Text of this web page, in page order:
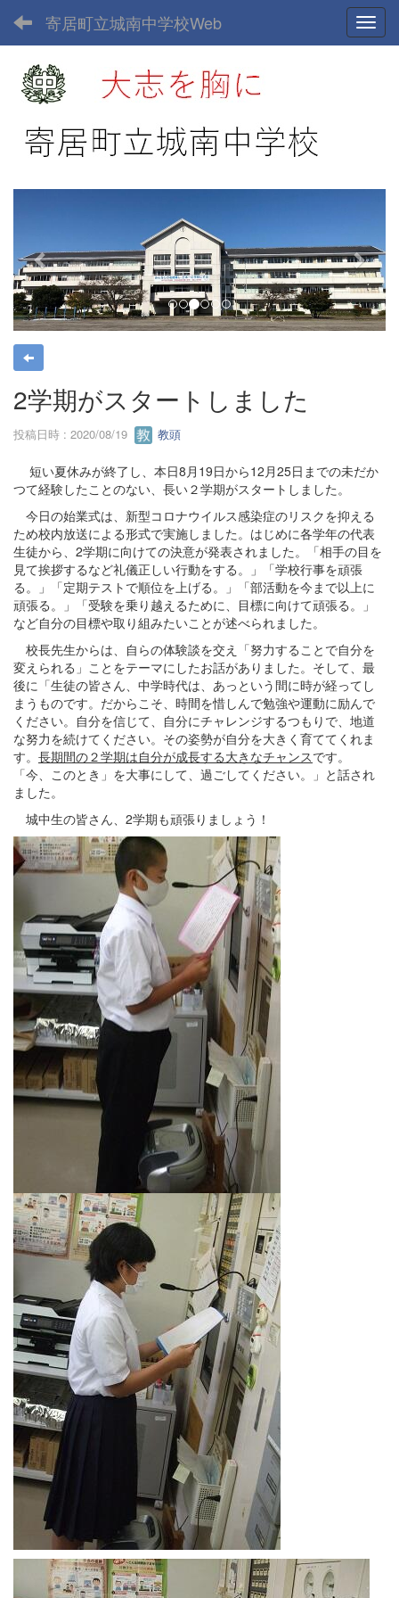
寄居町立城南中学校Web
e
v
i
o
u
s
x
t
2学期がスタートしました
投稿日時 : 2020/08/19 教頭
短い夏休みが終了し、本日8月19日から12月25日までの未だか
つて経験したことのない、長い２学期がスタートしました。
今日の始業式は、新型コロナウイルス感染症のリスクを抑える
ため校内放送による形式で実施しました。はじめに各学年の代表
生徒から、2学期に向けての決意が発表されました。「相手の目を
見て挨拶するなど礼儀正しい行動をする。」「学校行事を頑張
る。」「定期テストで順位を上げる。」「部活動を今まで以上に
頑張る。」「受験を乗り越えるために、目標に向けて頑張る。」
など自分の目標や取り組みたいことが述べられました。
校長先生からは、自らの体験談を交え「努力することで自分を
変えられる」ことをテーマにしたお話がありました。そして、最
後に「生徒の皆さん、中学時代は、あっという間に時が経ってし
まうものです。だからこそ、時間を惜しんで勉強や運動に励んで
ください。自分を信じて、自分にチャレンジするつもりで、地道
な努力を続けてください。その姿勢が自分を大きく育ててくれま
す。 長期間の２学期は自分が成長する大きなチャンスです。
「今、このとき」を大事にして、過ごしてください。」と話され
ました。
城中生の皆さん、2学期も頑張りましょう！